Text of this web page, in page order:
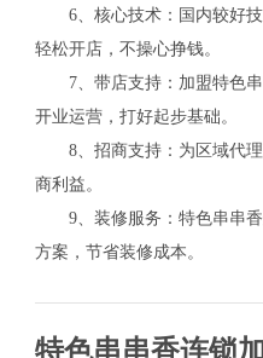
6、核心技术：国内较好技
轻松开店，不操心挣钱。
7、带店支持：加盟特色串
开业运营，打好起步基础。
8、招商支持：为区域代理
商利益。
9、装修服务：特色串串香
方案，节省装修成本。
特色串串香连锁